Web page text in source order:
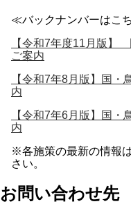
≪バックナンバーはこ
【令和7年度11月版】
ご案内
【令和7年8月版】国・
内
【令和7年6月版】国・
内
※各施策の最新の情報
さい。
お問い合わせ先